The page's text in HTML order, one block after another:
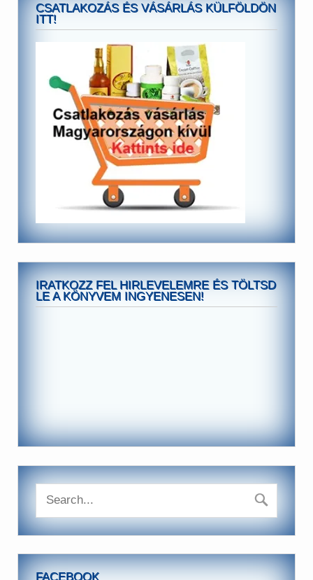
CSATLAKOZÁS ÉS VÁSÁRLÁS KÜLFÖLDÖN
ITT!
IRATKOZZ FEL HIRLEVELEMRE ÉS TÖLTSD
LE A KÖNYVEM INGYENESEN!
FACEBOOK